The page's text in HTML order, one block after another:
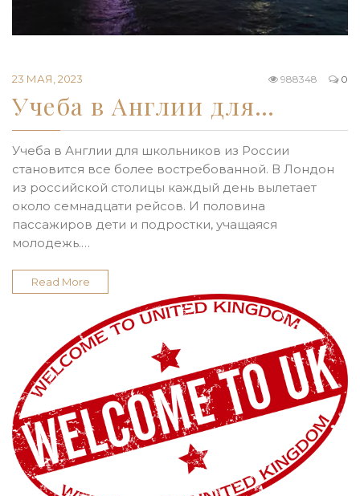
23 МАЯ, 2023 0
988348
Учеба в Англии для…
Учеба в Англии для школьников из России
становится все более востребованной. В Лондон
из российской столицы каждый день вылетает
около семнадцати рейсов. И половина
пассажиров дети и подростки, учащаяся
молодежь.…
Read More